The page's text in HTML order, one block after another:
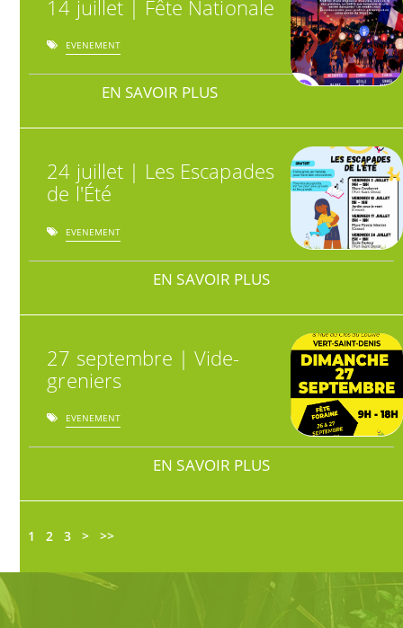
14 juillet | Fête Nationale
EVENEMENT
EN SAVOIR PLUS
24 juillet | Les Escapades
de l'Été
EVENEMENT
EN SAVOIR PLUS
27 septembre | Vide-
greniers
EVENEMENT
EN SAVOIR PLUS
1 2 3 > >>